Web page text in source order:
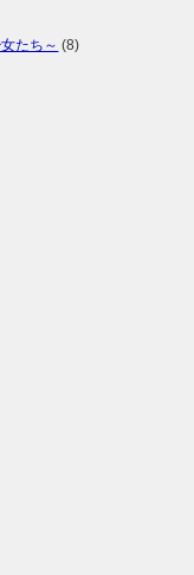
たち～ (8)